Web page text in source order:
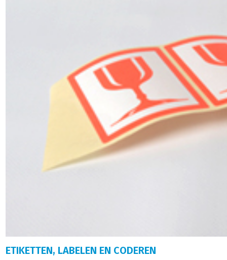
ETIKETTEN, LABELEN EN CODEREN